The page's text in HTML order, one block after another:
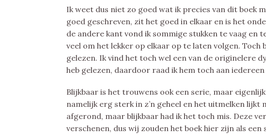
Ik weet dus niet zo goed wat ik precies van dit boek
goed geschreven, zit het goed in elkaar en is het
de andere kant vond ik sommige stukken te vaag en
veel om het lekker op elkaar op te laten volgen. Toch
gelezen. Ik vind het toch wel een van de originelere
heb gelezen, daardoor raad ik hem toch aan iedereen
Blijkbaar is het trouwens ook een serie, maar
namelijk erg sterk in z’n geheel en het uitmelken lijkt
afgerond, maar blijkbaar had ik het toch mis. Deze
verschenen, dus wij zouden het boek hier zijn als